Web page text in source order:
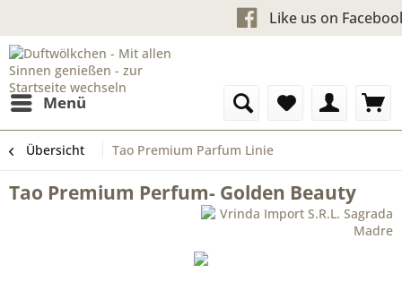
Kostenloser Versand ab
Like us
Menü
Übersicht Tao Premium Parfum Linie
Tao Premium Perfum- Golden Beauty